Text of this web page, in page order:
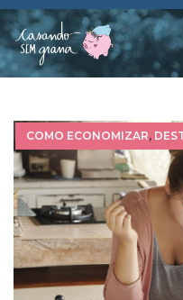
COMO ECONOMIZAR,